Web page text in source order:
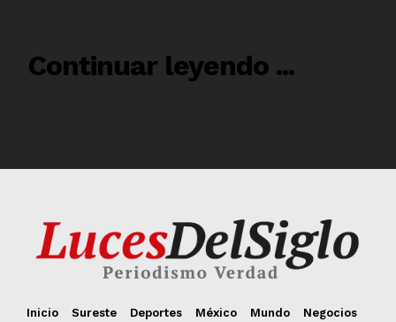
Inicio Sureste Deportes México Mundo
Negocios